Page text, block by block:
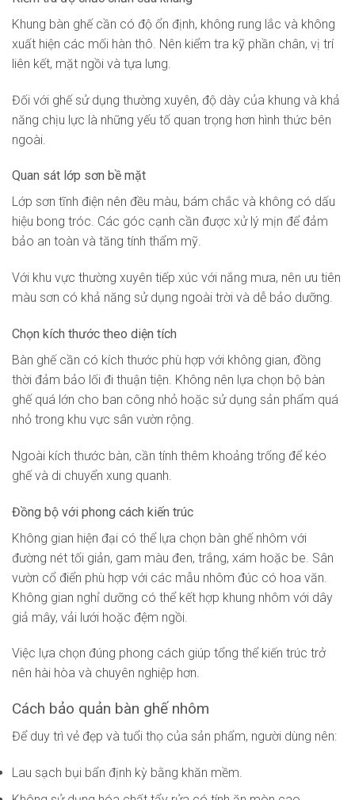
Khung bàn ghế cần có độ ổn định, không rung lắc và không
xuất hiện các mối hàn thô. Nên kiểm tra kỹ phần chân, vị trí
liên kết, mặt ngồi và tựa lưng.
Đối với ghế sử dụng thường xuyên, độ dày của khung và khả
năng chịu lực là những yếu tố quan trọng hơn hình thức bên
ngoài.
Quan sát lớp sơn bề mặt
Lớp sơn tĩnh điện nên đều màu, bám chắc và không có dấu
hiệu bong tróc. Các góc cạnh cần được xử lý mịn để đảm
bảo an toàn và tăng tính thẩm mỹ.
Với khu vực thường xuyên tiếp xúc với nắng mưa, nên ưu tiên
màu sơn có khả năng sử dụng ngoài trời và dễ bảo dưỡng.
Chọn kích thước theo diện tích
Bàn ghế cần có kích thước phù hợp với không gian, đồng
thời đảm bảo lối đi thuận tiện. Không nên lựa chọn bộ bàn
ghế quá lớn cho ban công nhỏ hoặc sử dụng sản phẩm quá
nhỏ trong khu vực sân vườn rộng.
Ngoài kích thước bàn, cần tính thêm khoảng trống để kéo
ghế và di chuyển xung quanh.
Đồng bộ với phong cách kiến trúc
Không gian hiện đại có thể lựa chọn bàn ghế nhôm với
đường nét tối giản, gam màu đen, trắng, xám hoặc be. Sân
vườn cổ điển phù hợp với các mẫu nhôm đúc có hoa văn.
Không gian nghỉ dưỡng có thể kết hợp khung nhôm với dây
giả mây, vải lưới hoặc đệm ngồi.
Việc lựa chọn đúng phong cách giúp tổng thể kiến trúc trở
nên hài hòa và chuyên nghiệp hơn.
Cách bảo quản bàn ghế nhôm
Để duy trì vẻ đẹp và tuổi thọ của sản phẩm, người dùng nên:
Lau sạch bụi bẩn định kỳ bằng khăn mềm.